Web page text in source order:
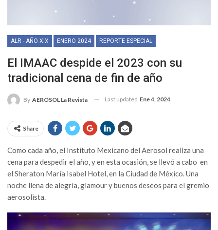
ALR - AÑO XIX ENERO 2024 REPORTE ESPECIAL
El IMAAC despide el 2023 con su
tradicional cena de fin de año
By AEROSOL La Revista Last updated Ene 4, 2024
Share
Como cada año, el Instituto Mexicano del Aerosol realiza una
cena para despedir el año, y en esta ocasión, se llevó a cabo en
el Sheraton María Isabel Hotel, en la Ciudad de México. Una
noche llena de alegría, glamour y buenos deseos para el gremio
aerosolista.